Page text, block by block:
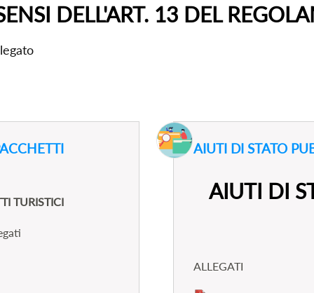
DELL'ART. 13 DEL
TURISTICI
AIUTI DI STATO
AIUTI DI
ALLEGATI